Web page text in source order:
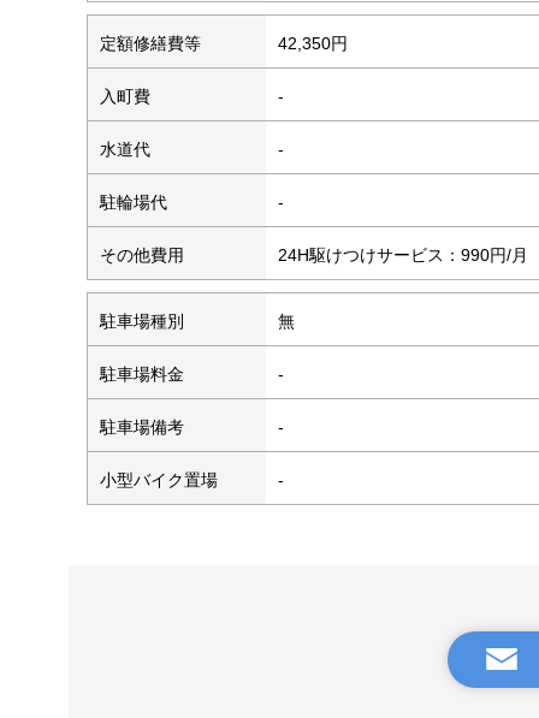
定額修繕費等 42,350円
入町費 -
水道代 -
駐輪場代 -
その他費用 24H駆けつけサービス：990円/月
駐車場種別 無
駐車場料金 -
駐車場備考 -
小型バイク置場 -